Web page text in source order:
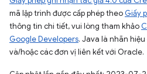
mã lập trình được cấp phép theo Giấy
thông tin chi tiết, vui lòng tham khảo
Google Developers. Java là nhãn
và/hoặc các đơn vị liên kết với Oracle.